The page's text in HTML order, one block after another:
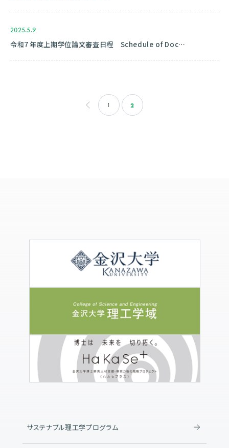
2025.5.9
令和７年度上期学位論文審査日程 Schedule of Doctoral Dissertation Review(For Graduate in September, AY2025) (2025.05.08)を掲載しました
< 1 2
サステナブル理工学プログラム